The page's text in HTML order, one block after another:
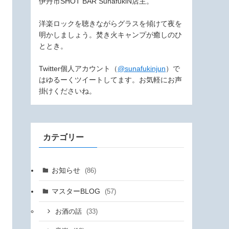
洋楽ロックを聴きながらグラスを傾けて夜を
明かしましょう。焚き火キャンプが癒しのひ
ととき。
Twitter個人アカウント（@sunafukinjun）で
はゆるーくツイートしてます。お気軽にお声
掛けくださいね。
カテゴリー
お知らせ (86)
マスターBLOG (57)
お酒の話 (33)